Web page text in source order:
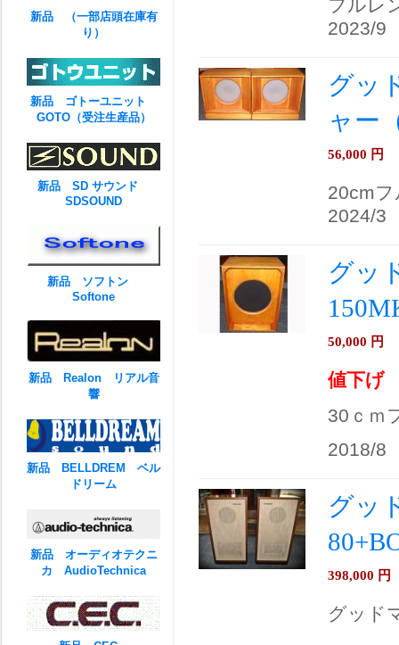
フルレ
2023/9
グッ
ャー
56,000 円
20cm
2024/3
グッ
50,000 円
値下げ
30ｃｍ
2018/8
グッ
398,000 円
グッド
新品 （一部店頭在庫有
り）
新品 ゴトーユニット
GOTO（受注生産品）
新品 SD サウンド
SDSOUND
新品 ソフトン
Softone
新品 Realon リアル音
響
新品 BELLDREM ベル
ドリーム
新品 オーディオテクニ
カ AudioTechnica